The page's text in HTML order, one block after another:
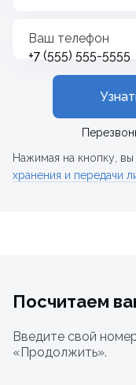
Ваш телефон
+7
Нажимая на кнопку,
хранения и передачи
Посчитаем
Введите свой
«Продолжить».